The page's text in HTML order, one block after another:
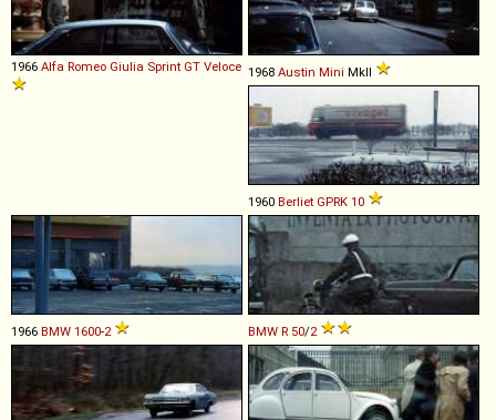
1966 Alfa Romeo Giulia Sprint GT Veloce 1968 Austin Mini MkII
1960 Berliet GPRK 10
1966 BMW 1600-2 BMW R 50/2